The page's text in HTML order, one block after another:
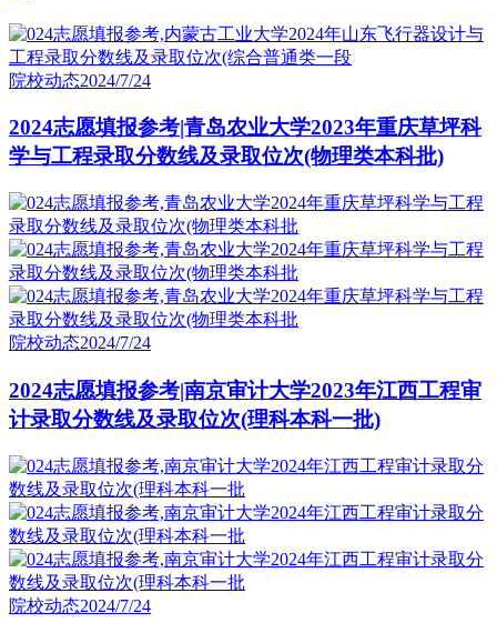
院校动态2024/7/24
2024志愿填报参考|青岛农业大学2023年重庆草坪科
学与工程录取分数线及录取位次(物理类本科批)
院校动态2024/7/24
2024志愿填报参考|南京审计大学2023年江西工程审
计录取分数线及录取位次(理科本科一批)
院校动态2024/7/24